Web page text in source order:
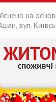
на
вул.